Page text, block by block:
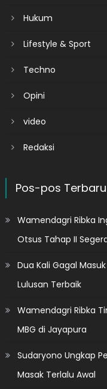
Hukum
Lifestyle & Sport
Techno
Opini
video
Redaksi
Pos-pos Terbaru
Wamendagri Ribka
Otsus Tahap II
Dua Kali Gagal
Lulusan Terbaik
Wamendagri Ribka
MBG di Jayapura
Sudaryono Ungkap
Masak Terlalu Awal